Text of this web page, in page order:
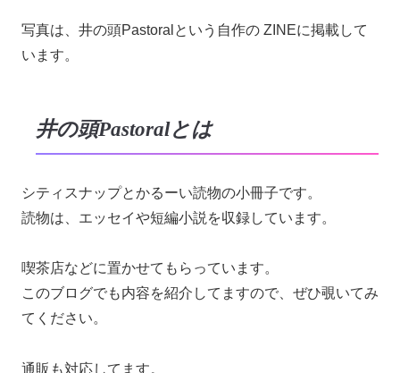
写真は、井の頭Pastoralという自作の ZINEに掲載して
います。
井の頭Pastoralとは
シティスナップとかるーい読物の小冊子です。
読物は、エッセイや短編小説を収録しています。
喫茶店などに置かせてもらっています。
このブログでも内容を紹介してますので、ぜひ覗いてみ
てください。
通販も対応してます。